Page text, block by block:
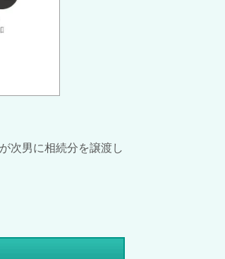
次男に相続分を譲渡し